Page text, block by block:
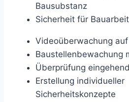
Bausubstanz
Sicherheit für
Videoüberwachung
Baustellenbewachung
Überprüfung
Erstellung individueller
Sicherheitskonzepte